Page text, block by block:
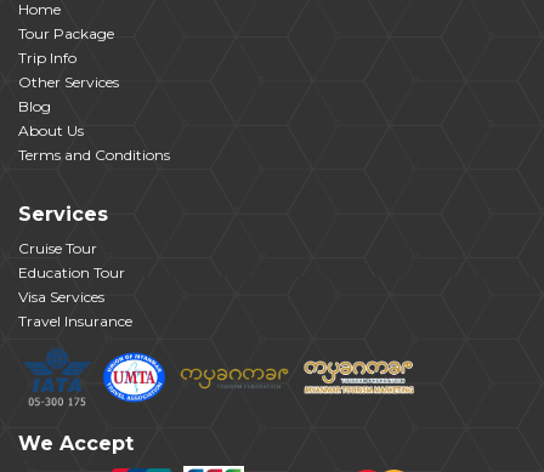
Home
Tour Package
Trip Info
Other Services
Blog
About Us
Terms and Conditions
Services
Cruise Tour
Education Tour
Visa Services
Travel Insurance
We Accept